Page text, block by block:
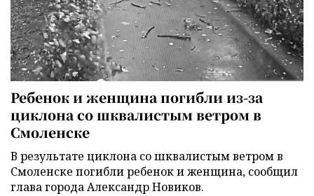
Ребенок и женщина погибли из-за
циклона со шквалистым ветром в
Смоленске
В результате циклона со шквалистым ветром в
Смоленске погибли ребенок и женщина, сообщил
глава города Александр Новиков.